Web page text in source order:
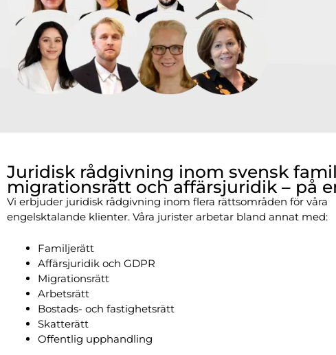
Juridisk rådgivning inom svensk
migrationsrätt och affärsjuridik – på
Vi erbjuder juridisk rådgivning inom flera rättsområden för våra
engelsktalande klienter. Våra jurister arbetar bland annat med:
Familjerätt
Affärsjuridik och GDPR
Migrationsrätt
Arbetsrätt
Bostads- och fastighetsrätt
Skatterätt
Offentlig upphandling